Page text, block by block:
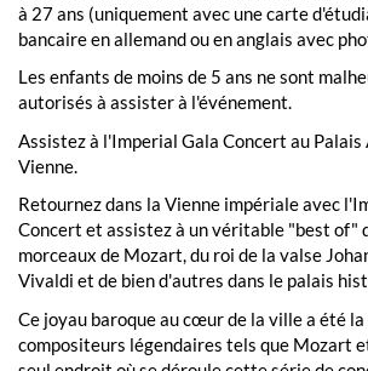
à 27 ans (uniquement avec une carte
bancaire en allemand ou en anglais avec
Les enfants de moins de 5 ans ne sont
autorisés à assister à l'événement.
Assistez à l'Imperial Gala Concert au Palais
Vienne.
Retournez dans la Vienne impériale avec
Concert et assistez à un véritable "best of"
morceaux de Mozart, du roi de la valse
Vivaldi et de bien d'autres dans le palais
Ce joyau baroque au cœur de la ville a été la
compositeurs légendaires tels que Mozart